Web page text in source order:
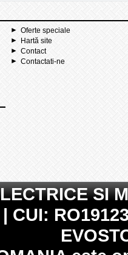
Oferte speciale
Hartă site
Contact
Contactati-ne
SI
CUI: